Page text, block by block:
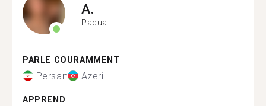
A.
Padua
PARLE COURAMMENT
Persan Azeri
APPREND